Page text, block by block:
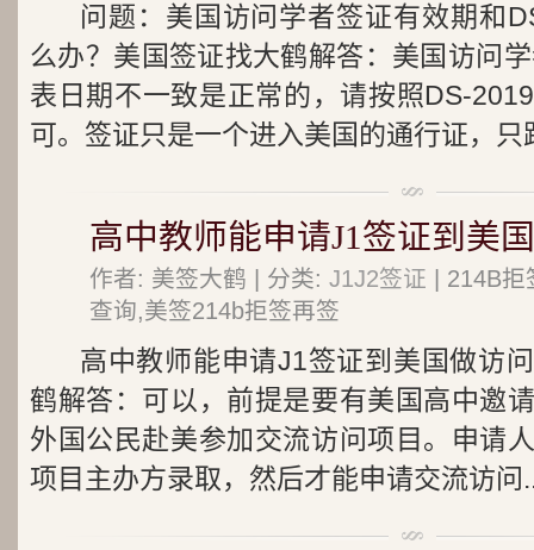
问题：美国访问学者签证有效期和
么办？美国签证找大鹤解答：美国访问
表日期不一致是正常的，请按照DS-
可。签证只是一个进入美国的通行证，只
高中教师能申请J1签证到美
作者: 美签大鹤 | 分类: J1J2签证 | 214B
查询,美签214b拒签再签
高中教师能申请J1签证到美国做访
鹤解答：可以，前提是要有美国高中邀
外国公民赴美参加交流访问项目。申请
项目主办方录取，然后才能申请交流访问